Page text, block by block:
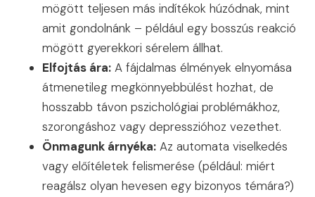
mögött teljesen más indítékok húzódnak, mint
amit gondolnánk – például egy bosszús reakció
mögött gyerekkori sérelem állhat.
Elfojtás ára: A fájdalmas élmények elnyomása
átmenetileg megkönnyebbülést hozhat, de
hosszabb távon pszichológiai problémákhoz,
szorongáshoz vagy depresszióhoz vezethet.
Önmagunk árnyéka: Az automata viselkedés
vagy előítéletek felismerése (például: miért
reagálsz olyan hevesen egy bizonyos témára?)